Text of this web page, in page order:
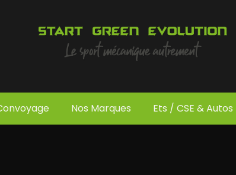
Nos Marques Ets / CSE & Autos